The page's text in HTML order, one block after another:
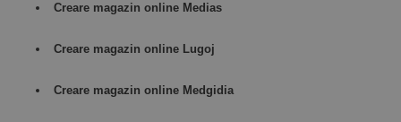
Creare magazin online Medias
Creare magazin online Lugoj
Creare magazin online Medgidia